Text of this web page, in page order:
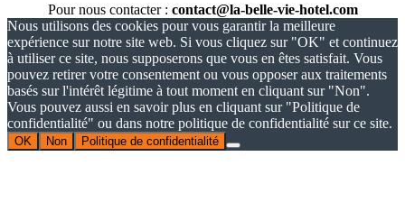
Pour nous contacter : contact@la-belle-vie-hotel.com
Nous utilisons des cookies pour vous garantir la meilleure
expérience sur notre site web. Si vous cliquez sur "OK" et continuez
à utiliser ce site, nous supposerons que vous en êtes satisfait. Vous
pouvez retirer votre consentement ou vous opposer aux traitements
basés sur l'intérêt légitime à tout moment en cliquant sur "Non".
Vous pouvez aussi en savoir plus en cliquant sur "Politique de
confidentialité" ou dans notre politique de confidentialité sur ce site.
OK Non Politique de confidentialité